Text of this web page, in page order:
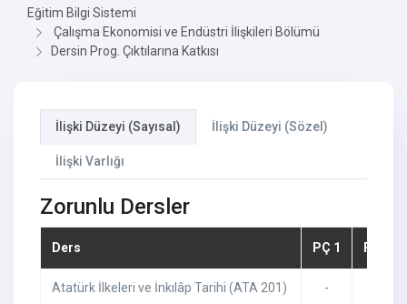
Eğitim Bilgi Sistemi
Çalışma Ekonomisi ve Endüstri İlişkileri Bölümü
Dersin Prog. Çıktılarına Katkısı
İlişki Düzeyi (Sayısal) İlişki Düzeyi (Sözel)
İlişki Varlığı
Zorunlu Dersler
Ders PÇ 1 PÇ 2
Atatürk İlkeleri ve İnkılâp Tarihi (ATA 201) -